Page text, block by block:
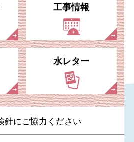
工事情報
水レター
針にご協力ください